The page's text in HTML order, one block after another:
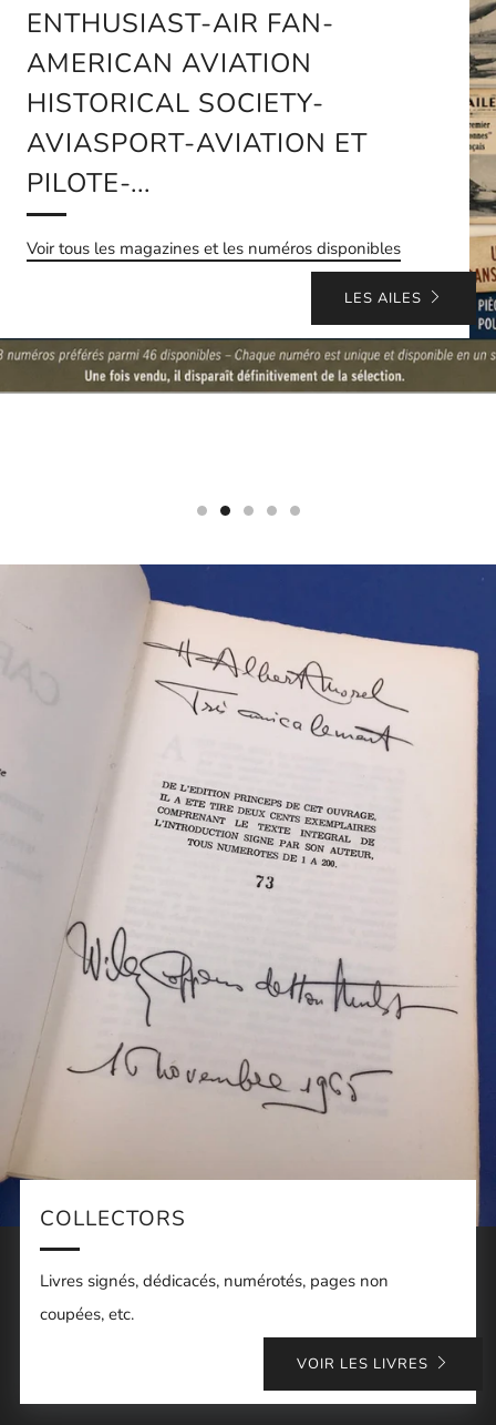
ENTHUSIAST-AIR FAN-
AMERICAN AVIATION
HISTORICAL SOCIETY-
AVIASPORT-AVIATION ET
PILOTE-...
Voir tous les magazines et les numéros disponibles
LES AILES
COLLECTORS
Livres signés, dédicacés, numérotés, pages non
coupées, etc.
VOIR LES LIVRES